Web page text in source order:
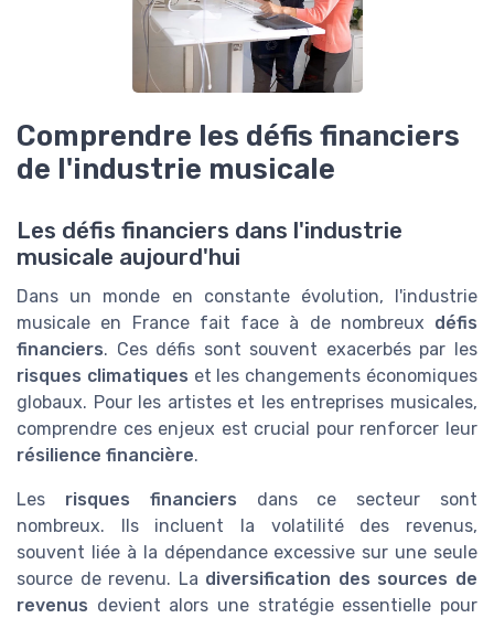
Comprendre les défis financiers
de l'industrie musicale
Les défis financiers dans l'industrie
musicale aujourd'hui
Dans un monde en constante évolution, l'industrie
musicale en France fait face à de nombreux défis
financiers. Ces défis sont souvent exacerbés par les
risques climatiques et les changements économiques
globaux. Pour les artistes et les entreprises musicales,
comprendre ces enjeux est crucial pour renforcer leur
résilience financière.
Les risques financiers dans ce secteur sont
nombreux. Ils incluent la volatilité des revenus,
souvent liée à la dépendance excessive sur une seule
source de revenu. La diversification des sources de
revenus devient alors une stratégie essentielle pour